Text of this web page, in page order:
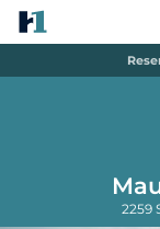
2259